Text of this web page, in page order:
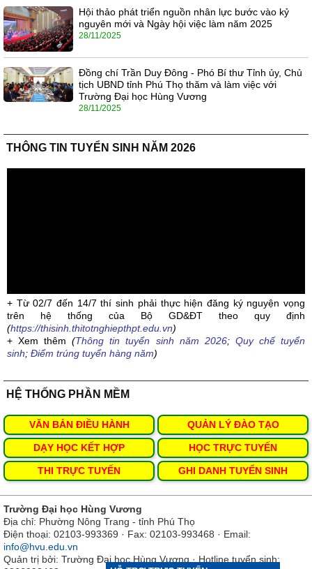
Hội thảo phát triển nguồn nhân lực bước vào kỷ
nguyên mới và Ngày hội việc làm năm 2025
28/11/2025
Đồng chí Trần Duy Đông - Phó Bí thư Tỉnh ủy, Chủ
tịch UBND tỉnh Phú Thọ thăm và làm việc với
Trường Đại học Hùng Vương
28/11/2025
THÔNG TIN TUYỂN SINH NĂM 2026
+ Từ 02/7 đến 14/7 thí sinh phải thực hiện đăng ký nguyện vọng
trên hệ thống của Bộ GD&ĐT theo quy định
(https://thisinh.thitotnghiepthpt.edu.vn)
+ Xem thêm(Thông tin tuyển sinh năm 2026; Quy chế tuyển
sinh; Điểm trúng tuyển hàng năm)
HỆ THỐNG PHẦN MỀM
VĂN BẢN ĐIỀU HÀNH QUẢN LÝ ĐÀO TẠO
DẠY HỌC KẾT HỢP HỌC TRỰC TUYẾN
THI TRỰC TUYẾN GHI DANH TUYỂN SINH
Trường Đại học Hùng Vương
Địa chỉ: Phường Nông Trang - tỉnh Phú Thọ
Điện thoại: 02103-993369 · Fax: 02103-993468 · Email:
info@hvu.edu.vn
Quản trị bởi: Trường Đại học Hùng Vương · Hotline tuyển sinh: